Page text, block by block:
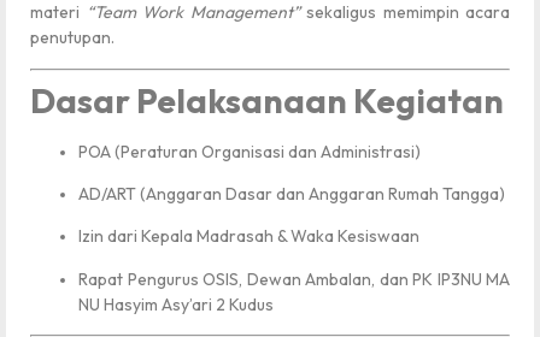
materi “Team Work Management”sekaligus memimpin acara
penutupan.
Dasar Pelaksanaan Kegiatan
POA (Peraturan Organisasi dan Administrasi)
AD/ART (Anggaran Dasar dan Anggaran Rumah Tangga)
Izin dari Kepala Madrasah & Waka Kesiswaan
Rapat Pengurus OSIS, Dewan Ambalan, dan PK IP3NU MA
NU Hasyim Asy’ari 2 Kudus